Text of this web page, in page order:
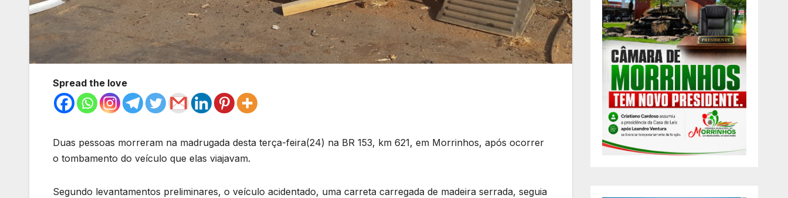
Spread the love
Duas pessoas morreram na madrugada desta terça-feira(24) na BR 153, km 621, em Morrinhos, após ocorrer
o tombamento do veículo que elas viajavam.
Segundo levantamentos preliminares, o veículo acidentado, uma carreta carregada de madeira serrada, seguia